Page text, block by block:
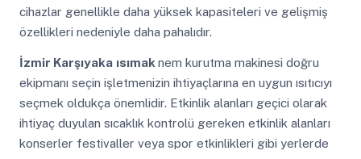
cihazlar genellikle daha yüksek kapasiteleri ve gelişmiş
özellikleri nedeniyle daha pahalıdır.
İzmir Karşıyaka ısımak nem kurutma makinesi doğru
ekipmanı seçin işletmenizin ihtiyaçlarına en uygun ısıtıcıyı
seçmek oldukça önemlidir. Etkinlik alanları geçici olarak
ihtiyaç duyulan sıcaklık kontrolü gereken etkinlik alanları
konserler festivaller veya spor etkinlikleri gibi yerlerde